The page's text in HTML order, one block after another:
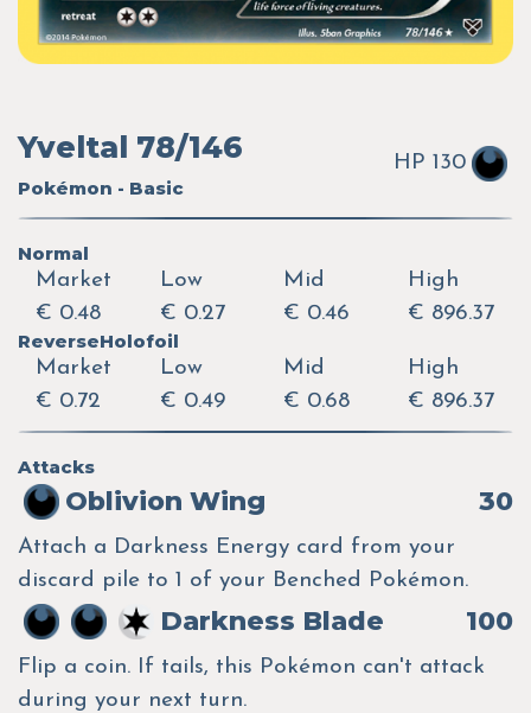
Yveltal 78/146
Pokémon - Basic
HP 130
Normal
Market
€ 0.48
Low
€ 0.27
Mid
€ 0.46
High
€ 896.37
ReverseHolofoil
Market
€ 0.72
Low
€ 0.49
Mid
€ 0.68
High
€ 896.37
Attacks
Oblivion Wing 30
Attach a Darkness Energy card from your
discard pile to 1 of your Benched Pokémon.
Darkness Blade 100
Flip a coin. If tails, this Pokémon can't attack
during your next turn.